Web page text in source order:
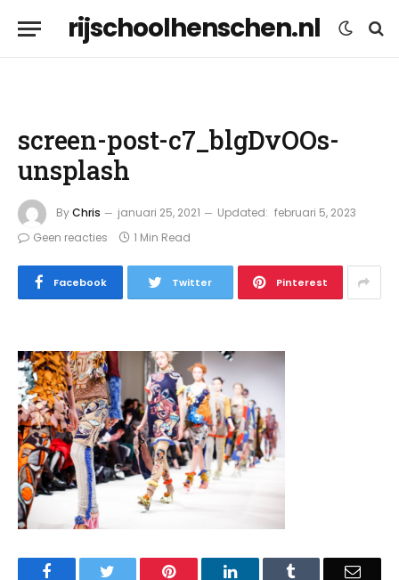
rijschoolhenschen.nl
screen-post-c7_blgDvOOs-
unsplash
ByChris januari 25, 2021 Updated: februari 5, 2023
Geen reacties
1 Min Read
Facebook Twitter Pinterest
Facebook Pinterest LinkedIn Email